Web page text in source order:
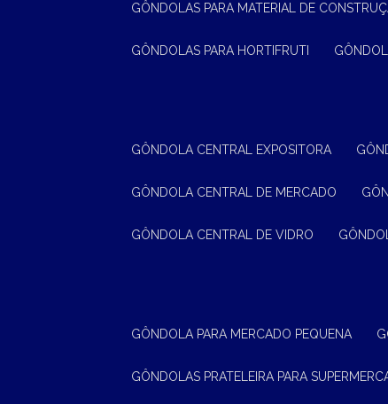
GÔNDOLAS PARA MATERIAL DE
GÔNDOLAS PARA HORTIFRUTI
GÔNDOLA CENTRAL EXPOSITORA
GÔNDOLA CENTRAL DE MERCADO
GÔNDOLA CENTRAL DE VIDRO
GÔNDOLA PARA MERCADO PEQUENA
GÔNDOLAS PRATELEIRA PARA